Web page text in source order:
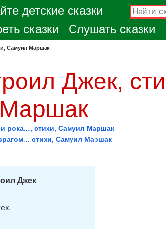
детские сказки
сказки Слушать сказки
Самуил Маршак
Джек,
рока…, стихи, Самуил Маршак
стихи, Самуил Маршак
Джек